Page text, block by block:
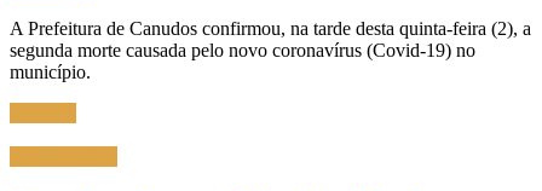
A Prefeitura de Canudos confirmou, na tarde desta quinta-feira (2), a
segunda morte causada pelo novo coronavírus (Covid-19) no
município.